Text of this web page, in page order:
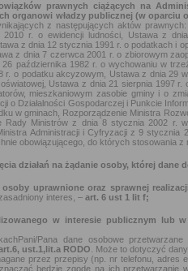
prawnych ciążących na
organowi władzy publicznej (w
z następujących aktów
r. o ewidencji ludności, Ustawa z
z dnia 12 stycznia 1991 r. o podatkach i
z dnia 7 czerwca 2001 r. o zbiorowym
października 1982 r. o wychowaniu w
r. o podatku akcyzowym, Ustawa z dnia 29
Ustawa z dnia 21 sierpnia 1997
mieszkaniowym zasobie gminy i o
o Działalności Gospodarczej i Punkcie
w gminach, Rozporządzenie Ministra
Rady Ministrów z dnia 8 stycznia 2002 r.
Administracji i Cyfryzacji z 9 stycznia
obowiązującego, do których stosowania
działań na żądanie osoby, której dane
uprawnione oraz sprawnej
interes, – art. 6 ust 1 lit f;
w interesie publicznym lub
Pana dane osobowe przetwarzane
ust.1,lit.a RODO . Może to dotyczyć
przez przepisy (np. nr telefonu, adres
będzie zgodę na ich